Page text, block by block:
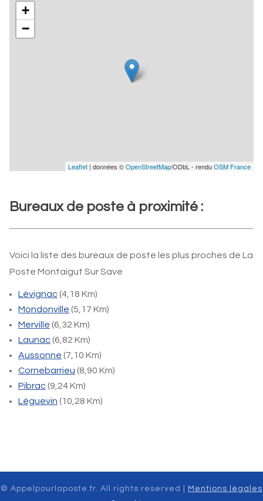
+
−
Leaflet | données ©OpenStreetMap/ODbL - renduOSM France
Bureaux de poste à proximité :
Voici la liste des bureaux de poste les plus proches de La
Poste Montaigut Sur Save
Lévignac(4,18 Km)
Mondonville (5,17 Km)
Merville (6,32 Km)
Launac(6,82 Km)
Aussonne (7,10 Km)
Cornebarrieu (8,90 Km)
Pibrac(9,24 Km)
Léguevin (10,28 Km)
© Appelpourlaposte.fr. All rights reserved |
Mentions légales